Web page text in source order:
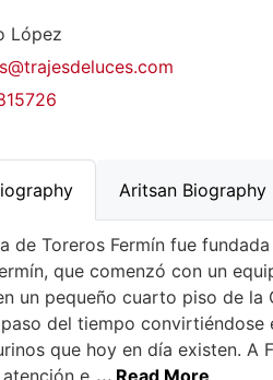
López
Aritsan Biography
de Toreros Fermín fue
que comenzó con un
un pequeño cuarto piso de la
del tiempo convirtiéndose
que hoy en día existen. A
e ... Read More